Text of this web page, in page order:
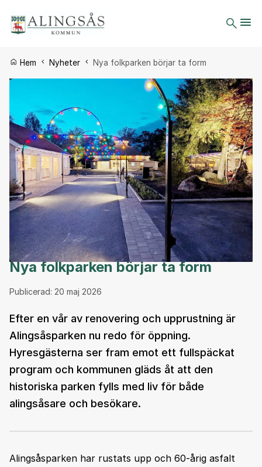
Du är här:
Hem Nyheter Nya folkparken börjar ta form
Nya folkparken börjar ta form
Publicerad: 20 maj 2026
Efter en vår av renovering och upprustning är
Alingsåsparken nu redo för öppning.
Hyresgästerna ser fram emot ett fullspäckat
program och kommunen gläds åt att den
historiska parken fylls med liv för både
alingsåsare och besökare.
Alingsåsparken har rustats upp och 60-årig asfalt